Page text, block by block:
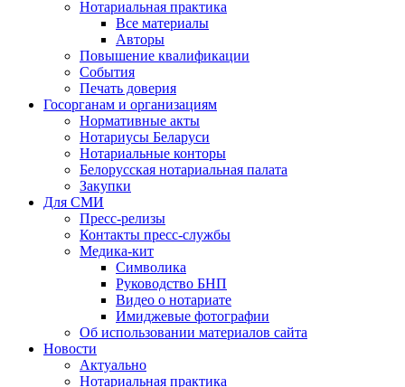
Нотариальная практика
Все материалы
Авторы
Повышение квалификации
События
Печать доверия
Госорганам и организациям
Нормативные акты
Нотариусы Беларуси
Нотариальные конторы
Белорусская нотариальная палата
Закупки
Для СМИ
Пресс-релизы
Контакты пресс-службы
Медика-кит
Символика
Руководство БНП
Видео о нотариате
Имиджевые фотографии
Об использовании материалов сайта
Новости
Актуально
Нотариальная практика